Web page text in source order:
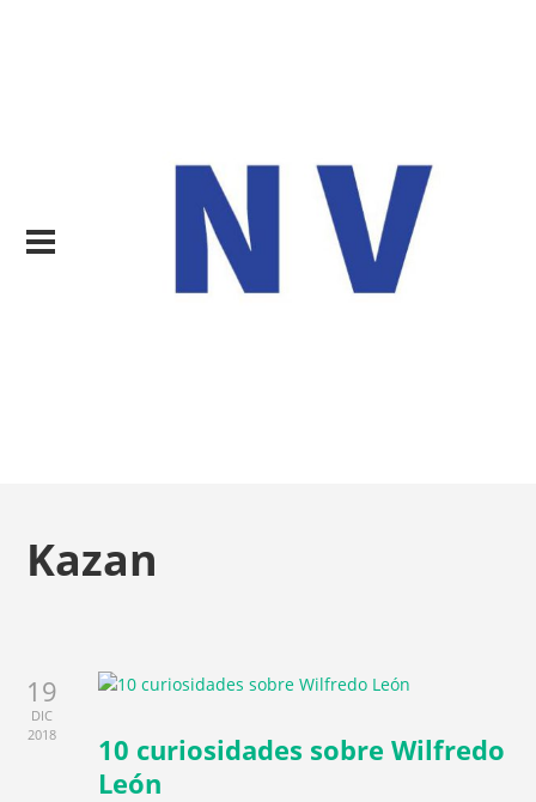
Kazan
19
DIC
2018
10 curiosidades sobre Wilfredo
León